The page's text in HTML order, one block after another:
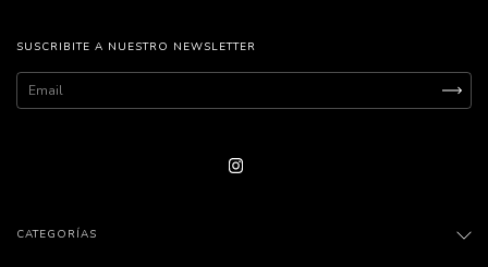
SUSCRIBITE A NUESTRO NEWSLETTER
CATEGORÍAS